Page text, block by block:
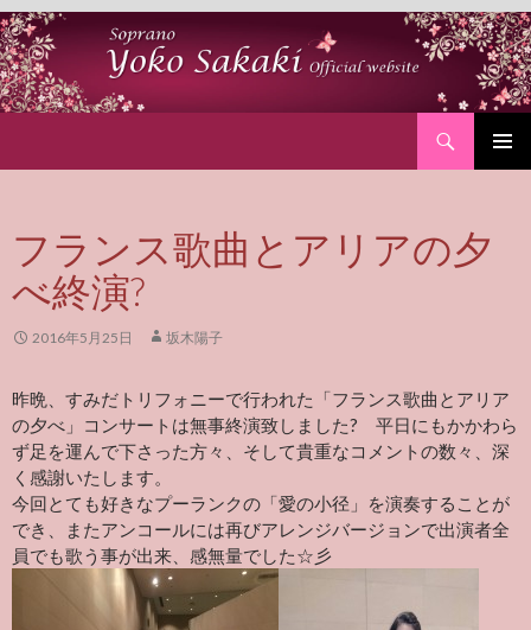
フランス歌曲とアリアの夕
べ終演?
2016年5月25日 坂木陽子
昨晩、すみだトリフォニーで行われた「フランス歌曲とアリア
の夕べ」コンサートは無事終演致しました? 平日にもかかわら
ず足を運んで下さった方々、そして貴重なコメントの数々、深
く感謝いたします。
今回とても好きなプーランクの「愛の小径」を演奏することが
でき、またアンコールには再びアレンジバージョンで出演者全
員でも歌う事が出来、感無量でした☆彡